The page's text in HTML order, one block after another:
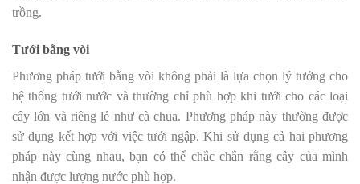
trồng.
Tưới bằng vòi
Phương pháp tưới bằng vòi không phải là lựa chọn lý tưởng cho
hệ thống tưới nước và thường chỉ phù hợp khi tưới cho các loại
cây lớn và riêng lẻ như cà chua. Phương pháp này thường được
sử dụng kết hợp với việc tưới ngập. Khi sử dụng cả hai phương
pháp này cùng nhau, bạn có thể chắc chắn rằng cây của mình
nhận được lượng nước phù hợp.